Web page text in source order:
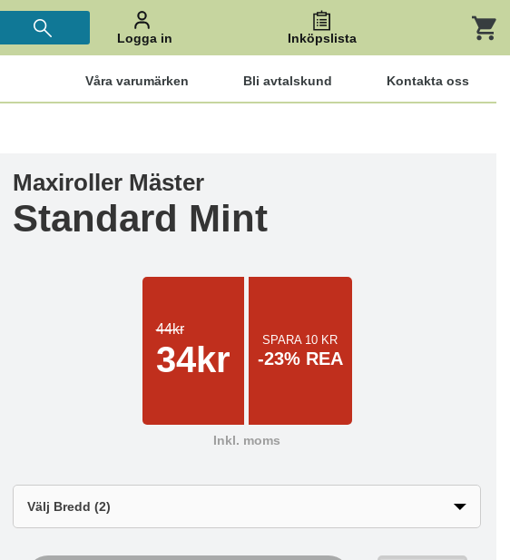
Logga in Inköpslista
Våra varumärken Bli avtalskund Kontakta oss
Maxiroller Mäster
Standard Mint
44kr
34kr SPARA 10 KR
-23% REA
Inkl. moms